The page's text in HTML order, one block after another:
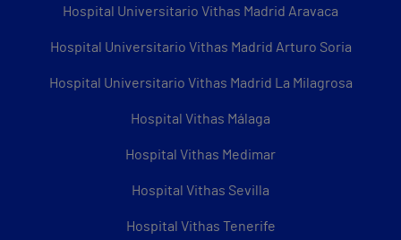
Hospital Universitario Vithas Madrid Aravaca
Hospital Universitario Vithas Madrid Arturo Soria
Hospital Universitario Vithas Madrid La Milagrosa
Hospital Vithas Málaga
Hospital Vithas Medimar
Hospital Vithas Sevilla
Hospital Vithas Tenerife